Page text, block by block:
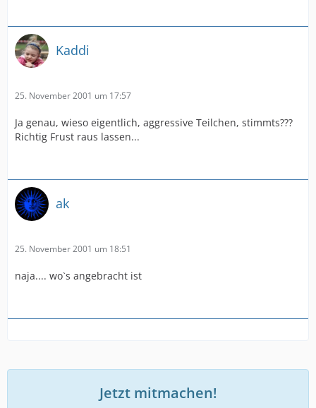
Kaddi
25. November 2001 um 17:57
Ja genau, wieso eigentlich, aggressive Teilchen, stimmts???
Richtig Frust raus lassen...
ak
25. November 2001 um 18:51
naja.... wo`s angebracht ist
Jetzt mitmachen!